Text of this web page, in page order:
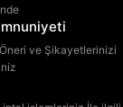
ve Şikayetlerinizi